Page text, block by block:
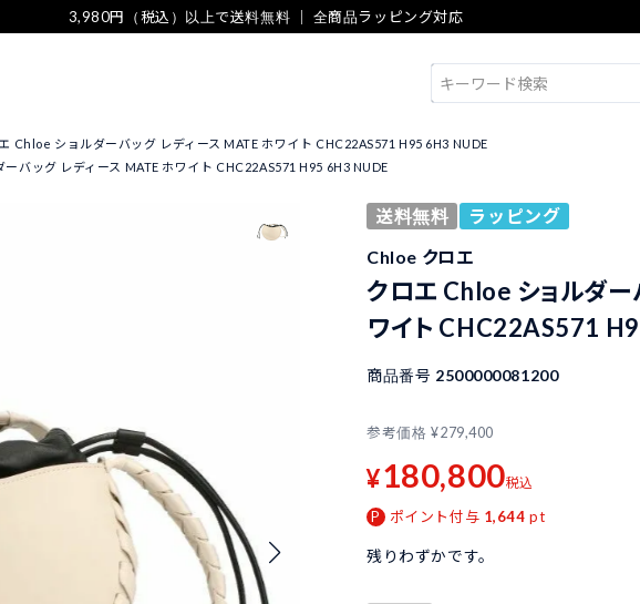
3,980円（税込）以上で送料無料 ｜ 全商品ラッピング対応
Chloe ショルダーバッグ レディース MATE ホワイト CHC22AS571 H95 6H3 NUDE
バッグ レディース MATE ホワイト CHC22AS571 H95 6H3 NUDE
送料無料
ラッピング
Chloe クロエ
クロエ Chloe ショルダ
ワイト CHC22AS571
商品番号 2500000081200
参考価格 ¥279,400
¥180,800税込
ポイント付与 1,644 pt
残りわずかです。